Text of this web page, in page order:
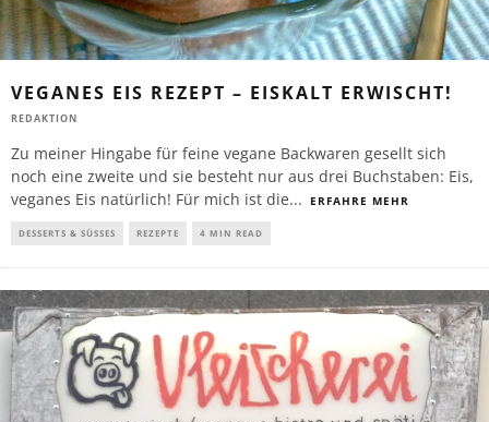
VEGANES EIS REZEPT – EISKALT ERWISCHT!
REDAKTION
Zu meiner Hingabe für feine vegane Backwaren gesellt sich
noch eine zweite und sie besteht nur aus drei Buchstaben: Eis,
veganes Eis natürlich! Für mich ist die... ERFAHRE MEHR
DESSERTS & SÜSSES REZEPTE 4 MIN READ